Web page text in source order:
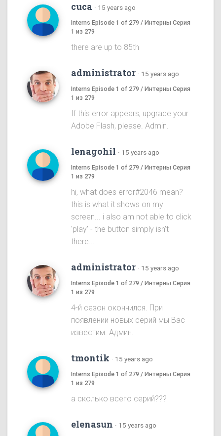
cuca · 15 years ago
Interns Episode 1 of 279 / Интерны Серия
1 из 279
there are up to 85th
administrator · 15 years ago
Interns Episode 1 of 279 / Интерны Серия
1 из 279
If this error appears, upgrade your
Adobe Flash, please. Admin.
lenagohil · 15 years ago
Interns Episode 1 of 279 / Интерны Серия
1 из 279
hi, what does error#2046 mean?
this is what it shows on my
screen... i also am not able to click
'play' - the button simply isn't
there...
administrator · 15 years ago
Interns Episode 1 of 279 / Интерны Серия
1 из 279
4-й сезон окончился. При
появлении новых серий мы Вас
известим. Админ.
tmontik · 15 years ago
Interns Episode 1 of 279 / Интерны Серия
1 из 279
а сколько всего серий???
elenasun · 15 years ago